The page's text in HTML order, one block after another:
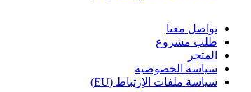
تواصل معنا
طلب مشروع
المتجر
سياسة الخصوصية
سياسة ملفات الإرتباط (EU)